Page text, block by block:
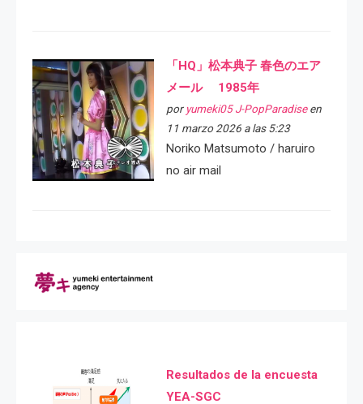
「HQ」松本典子 春色のエア
メール 1985年
por yumeki05 J-PopParadiseen
11 marzo 2026 a las 5:23
Noriko Matsumoto / haruiro
no air mail
Resultados de la encuesta
YEA-SGC